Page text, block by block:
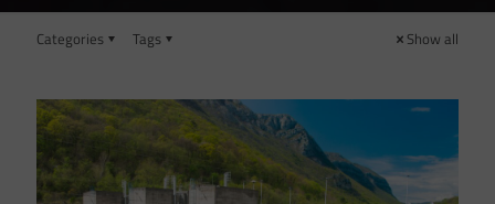
Categories Tags Show all